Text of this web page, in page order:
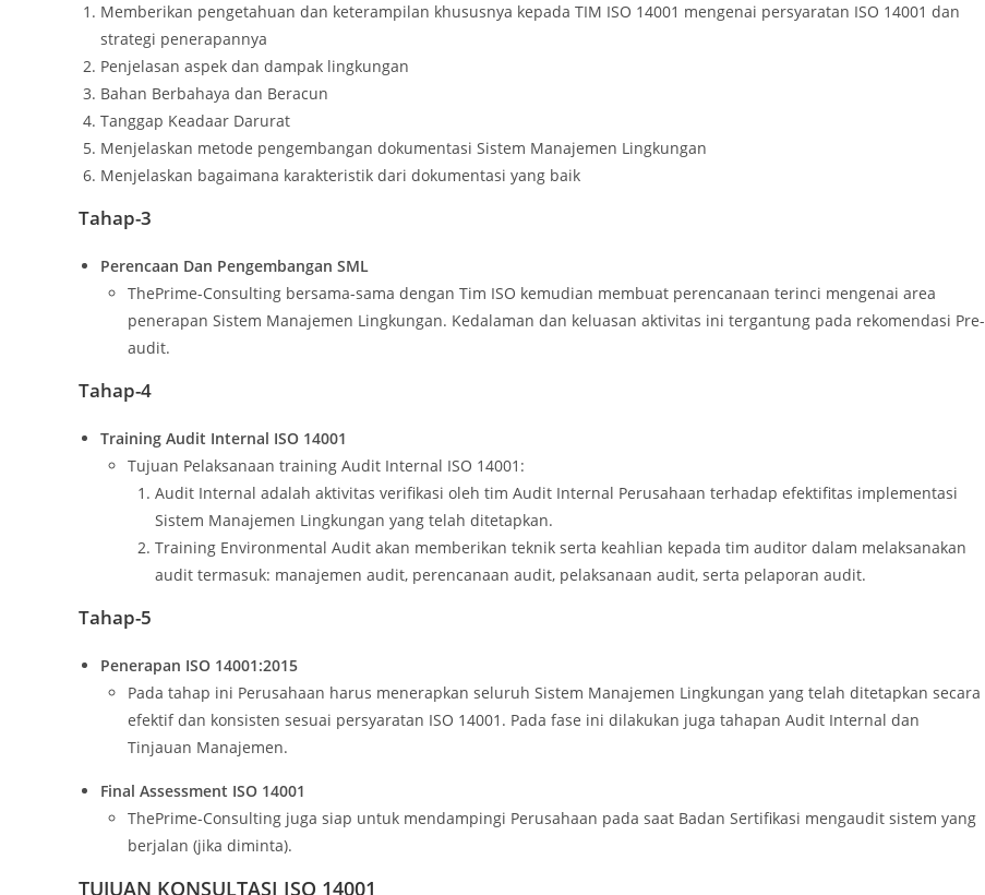
Memberikan pengetahuan dan keterampilan khususnya kepada TIM ISO 14001 mengenai persyaratan ISO 14001 dan
strategi penerapannya
Penjelasan aspek dan dampak lingkungan
Bahan Berbahaya dan Beracun
Tanggap Keadaar Darurat
Menjelaskan metode pengembangan dokumentasi Sistem Manajemen Lingkungan
Menjelaskan bagaimana karakteristik dari dokumentasi yang baik
Tahap-3
Perencaan Dan Pengembangan SML
ThePrime-Consulting bersama-sama dengan Tim ISO kemudian membuat perencanaan terinci mengenai area
penerapan Sistem Manajemen Lingkungan. Kedalaman dan keluasan aktivitas ini tergantung pada rekomendasi Pre-
audit.
Tahap-4
Training Audit Internal ISO 14001
Tujuan Pelaksanaan training Audit Internal ISO 14001:
Audit Internal adalah aktivitas verifikasi oleh tim Audit Internal Perusahaan terhadap efektifitas implementasi
Sistem Manajemen Lingkungan yang telah ditetapkan.
Training Environmental Audit akan memberikan teknik serta keahlian kepada tim auditor dalam melaksanakan
audit termasuk: manajemen audit, perencanaan audit, pelaksanaan audit, serta pelaporan audit.
Tahap-5
Penerapan ISO 14001:2015
Pada tahap ini Perusahaan harus menerapkan seluruh Sistem Manajemen Lingkungan yang telah ditetapkan secara
efektif dan konsisten sesuai persyaratan ISO 14001. Pada fase ini dilakukan juga tahapan Audit Internal dan
Tinjauan Manajemen.
Final Assessment ISO 14001
ThePrime-Consulting juga siap untuk mendampingi Perusahaan pada saat Badan Sertifikasi mengaudit sistem yang
berjalan (jika diminta).
TUJUAN KONSULTASI ISO 14001